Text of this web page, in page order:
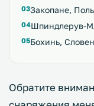
Закопане,
Шпиндлерув-
Бохинь,
Обратите